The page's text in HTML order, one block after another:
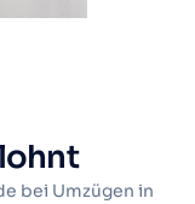
bei Umzügen in